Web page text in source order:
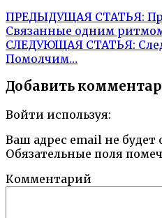
ПРЕДЫДУЩАЯ СТАТЬЯ:
Связанные одним
СЛЕДУЮЩАЯ СТАТЬЯ:
Помолчим…
Добавить
Войти используя:
Ваш адрес email не будет
Обязательные поля
Комментарий